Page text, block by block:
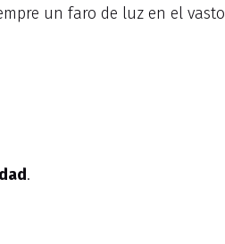
un faro de luz en el vasto
.